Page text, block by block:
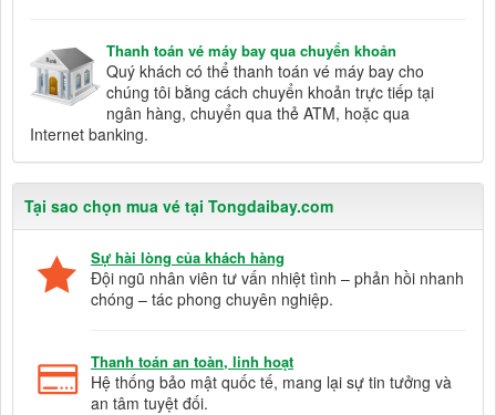
Thanh toán vé máy bay qua chuyển khoản
Quý khách có thể thanh toán vé máy bay cho
chúng tôi bằng cách chuyển khoản trực tiếp tại
ngân hàng, chuyển qua thẻ ATM, hoặc qua
Internet banking.
Tại sao chọn mua vé tại Tongdaibay.com
Sự hài lòng của khách hàng
Đội ngũ nhân viên tư vấn nhiệt tình – phản hồi nhanh
chóng – tác phong chuyên nghiệp.
Thanh toán an toàn, linh hoạt
Hệ thống bảo mật quốc tế, mang lại sự tin tưởng và
an tâm tuyệt đối.